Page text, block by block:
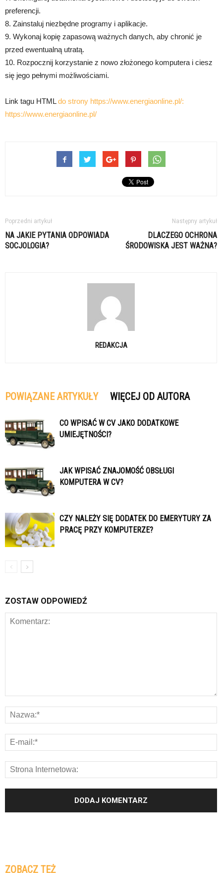
preferencji.
8. Zainstaluj niezbędne programy i aplikacje.
9. Wykonaj kopię zapasową ważnych danych, aby chronić je
przed ewentualną utratą.
10. Rozpocznij korzystanie z nowo złożonego komputera i ciesz
się jego pełnymi możliwościami.
Link tagu HTMLdo strony https://www.energiaonline.pl/:
https://www.energiaonline.pl/
Poprzedni artykuł
NA JAKIE PYTANIA ODPOWIADA
SOCJOLOGIA?
Następny artykuł
DLACZEGO OCHRONA
ŚRODOWISKA JEST WAŻNA?
REDAKCJA
POWIĄZANE ARTYKUŁY WIĘCEJ OD AUTORA
CO WPISAĆ W CV JAKO DODATKOWE
UMIEJĘTNOŚCI?
JAK WPISAĆ ZNAJOMOŚĆ OBSŁUGI
KOMPUTERA W CV?
CZY NALEŻY SIĘ DODATEK DO EMERYTURY ZA
PRACĘ PRZY KOMPUTERZE?
ZOSTAW ODPOWIEDŹ
ZOBACZ TEŻ